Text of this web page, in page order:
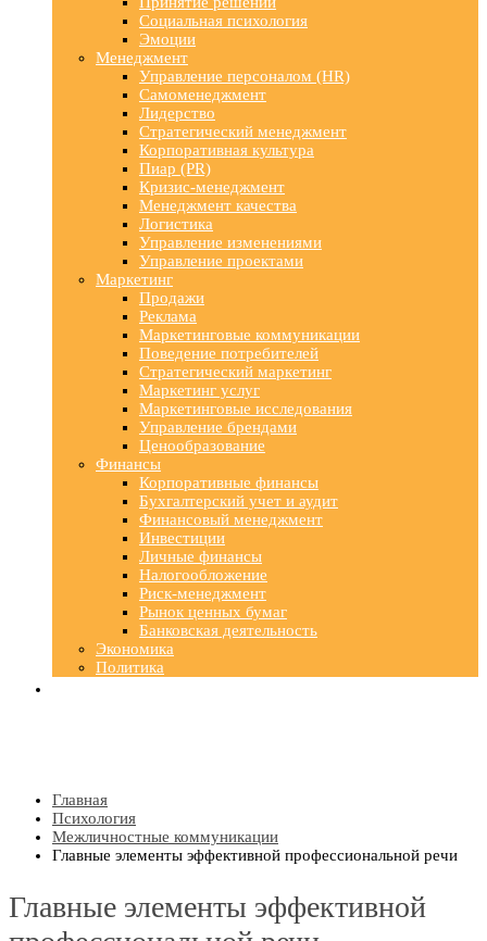
Социальная психология
Эмоции
Менеджмент
Управление персоналом (HR)
Самоменеджмент
Лидерство
Стратегический менеджмент
Корпоративная культура
Пиар (PR)
Кризис-менеджмент
Менеджмент качества
Логистика
Управление изменениями
Управление проектами
Маркетинг
Продажи
Реклама
Маркетинговые коммуникации
Поведение потребителей
Стратегический маркетинг
Маркетинг услуг
Маркетинговые исследования
Управление брендами
Ценообразование
Финансы
Корпоративные финансы
Бухгалтерский учет и аудит
Финансовый менеджмент
Инвестиции
Личные финансы
Налогообложение
Риск-менеджмент
Рынок ценных бумаг
Банковская деятельность
Экономика
Политика
Главная
Психология
Межличностные коммуникации
Главные элементы эффективной профессиональной речи
Главные элементы эффективной